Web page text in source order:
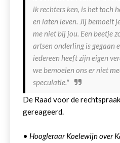
ik rechters ken, is het toch
en laten leven. Jij bemoeit
me niet bij jou. Een beetje
artsen onderling is gegaan
iedereen heeft zijn eigen
we bemoeien ons er niet
speculatie."
De Raad voor de
gereageerd.
• Hoogleraar Koelewijn over